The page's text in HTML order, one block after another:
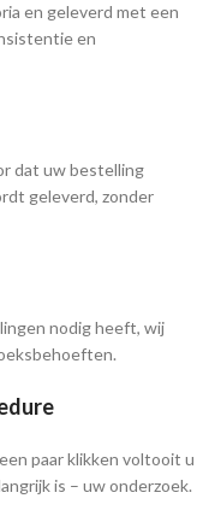
en geleverd met een
en
dat uw bestelling
geleverd, zonder
nodig heeft, wij
paar klikken voltooit u
is – uw onderzoek.